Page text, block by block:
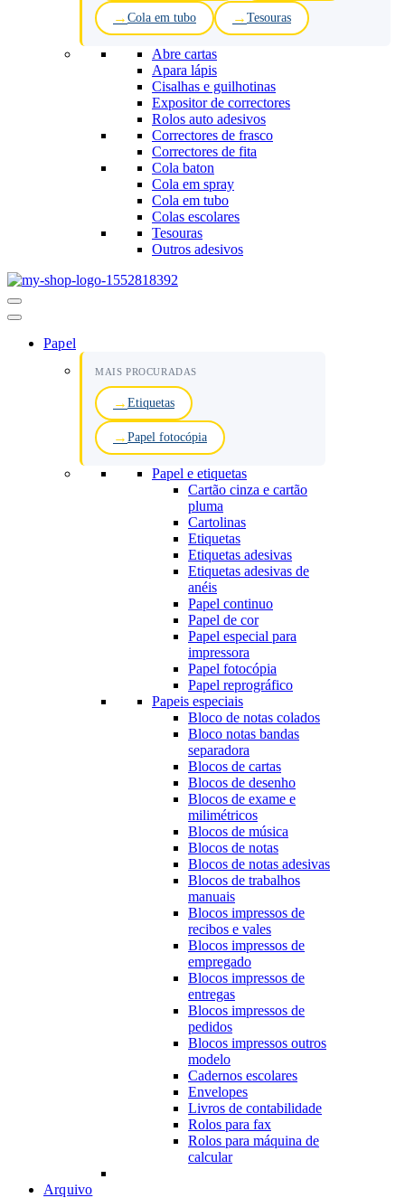
Cola em tubo Tesouras
Abre cartas
Apara lápis
Cisalhas e guilhotinas
Expositor de correctores
Rolos auto adesivos
Correctores de frasco
Correctores de fita
Cola baton
Cola em spray
Cola em tubo
Colas escolares
Tesouras
Outros adesivos
Menu
de
Papel
MAIS PROCURADAS
Etiquetas
Papel fotocópia
Papel e etiquetas
Cartão cinza e cartão
pluma
Cartolinas
Etiquetas
Etiquetas adesivas
Etiquetas adesivas de
anéis
Papel continuo
Papel de cor
Papel especial para
impressora
Papel fotocópia
Papel reprográfico
Papeis especiais
Bloco de notas colados
Bloco notas bandas
separadora
Blocos de cartas
Blocos de desenho
Blocos de exame e
milimétricos
Blocos de música
Blocos de notas
Blocos de notas adesivas
Blocos de trabalhos
manuais
Blocos impressos de
recibos e vales
Blocos impressos de
empregado
Blocos impressos de
entregas
Blocos impressos de
pedidos
Blocos impressos outros
modelo
Cadernos escolares
Envelopes
Livros de contabilidade
Rolos para fax
Rolos para máquina de
calcular
Arquivo